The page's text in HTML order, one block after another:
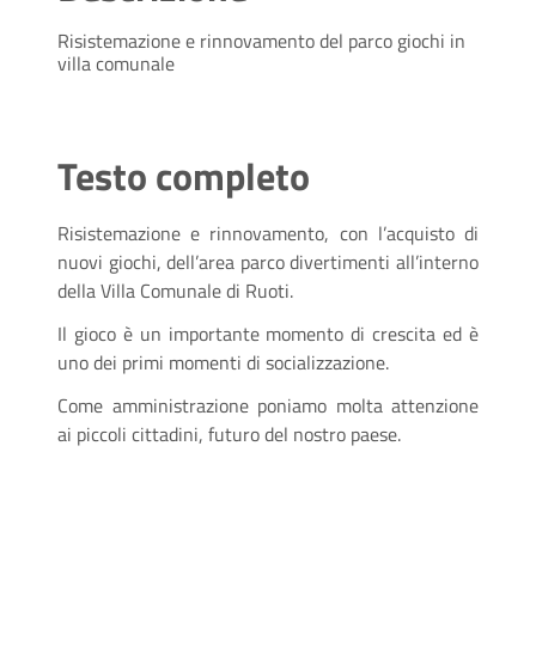
Risistemazione e rinnovamento del parco giochi in
villa comunale
Testo completo
Risistemazione e rinnovamento, con l’acquisto di
nuovi giochi, dell’area parco divertimenti all’interno
della Villa Comunale di Ruoti.
Il gioco è un importante momento di crescita ed è
uno dei primi momenti di socializzazione.
Come amministrazione poniamo molta attenzione
ai piccoli cittadini, futuro del nostro paese.